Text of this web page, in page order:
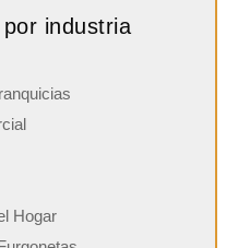
industria
Hogar